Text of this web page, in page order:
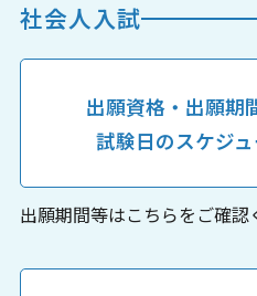
社会人入試
出願資格・出願期
試験日のスケジ
出願期間等はこちらをご確認